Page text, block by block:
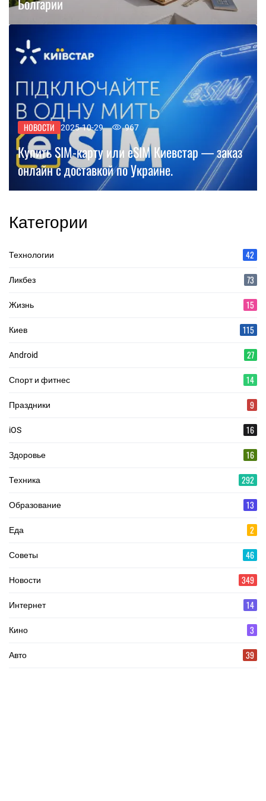
НОВОСТИ 2025-10-29 967
Купить SIM-карту или eSIM Киевстар — заказ
онлайн с доставкой по Украине.
Категории
Технологии 42
Ликбез 73
Жизнь 15
Киев 115
Android 27
Спорт и фитнес 14
Праздники 9
iOS 16
Здоровье 16
Техника 292
Образование 13
Еда 2
Советы 46
Новости 349
Интернет 14
Кино 3
Авто 39